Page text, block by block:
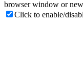
browser window or
Click to enable/